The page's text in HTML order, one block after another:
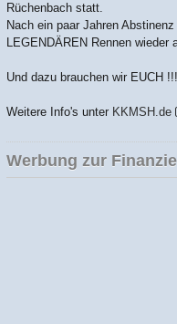
Rüchenbach statt.
Nach ein paar Jahren
LEGENDÄREN Rennen wieder
Und dazu brauchen wir EUCH !!!
Weitere Info's unter KKMSH.de
Werbung zur